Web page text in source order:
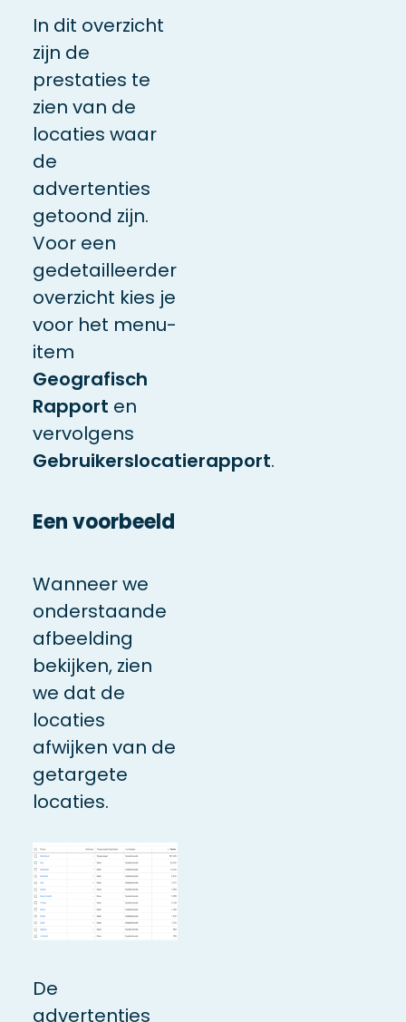
In dit overzicht
zijn de
prestaties te
zien van de
locaties waar
de
advertenties
getoond zijn.
Voor een
gedetailleerder
overzicht kies je
voor het menu-
item
Geografisch
Rapport en
vervolgens
Gebruikerslocatierapport.
Een voorbeeld
Wanneer we
onderstaande
afbeelding
bekijken, zien
we dat de
locaties
afwijken van de
getargete
locaties.
De
advertenties